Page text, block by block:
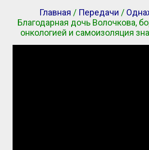
Главная / Передачи /
Благодарная дочь Волочкова,
онкологией и самоизоляция